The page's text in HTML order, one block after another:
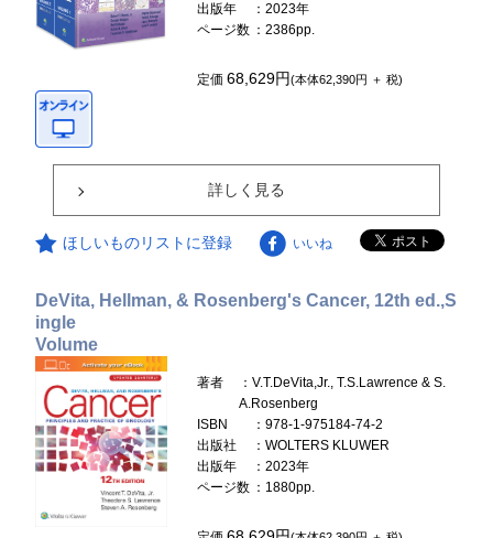
出版年
：2023年
ページ数 ：2386pp.
定価68,629円(本体62,390円 ＋ 税)
詳しく見る
ほしいものリストに登録 いいね
DeVita, Hellman, & Rosenberg's Cancer, 12th ed.,S
ingle
Volume
著者
：V.T.DeVita,Jr., T.S.Lawrence & S.
A.Rosenberg
ISBN
：978-1-975184-74-2
出版社
：WOLTERS KLUWER
出版年
：2023年
ページ数 ：1880pp.